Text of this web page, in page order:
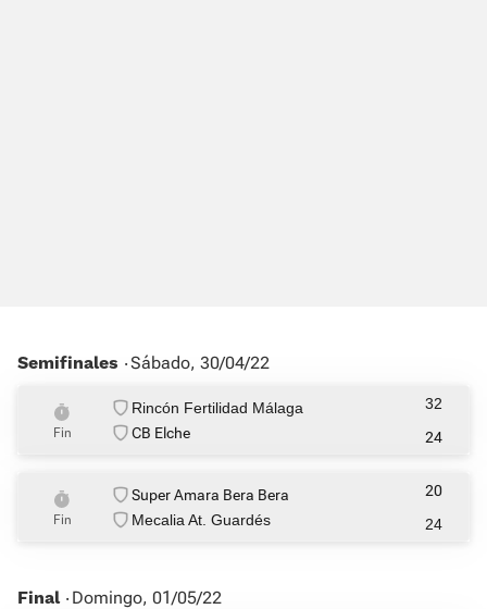
Semifinales ‧Sábado, 30/04/22
Fin
Rincón Fertilidad Málaga
CB Elche
32
24
Fin
Super Amara Bera Bera
Mecalia At. Guardés
20
24
Final ‧ Domingo, 01/05/22